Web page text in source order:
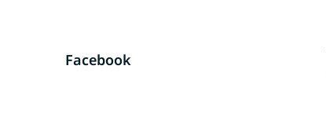
Facebook